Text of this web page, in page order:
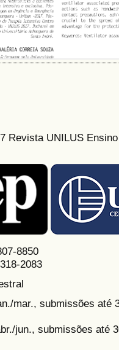
Revista UNILUS
8850
2083
mar., submissões até
jun., submissões até